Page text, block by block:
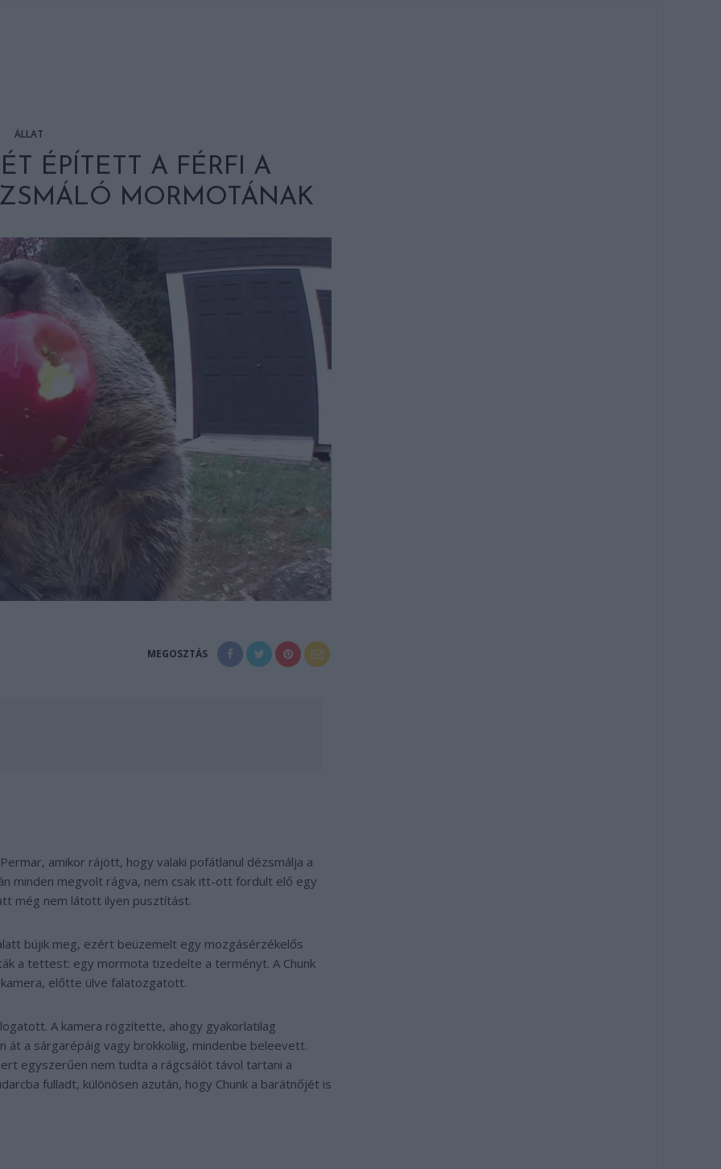
ÁLLAT
ÉPÍTETT A FÉRFI A
MORMOTÁNAK
MEGOSZTÁS
amikor rájött, hogy valaki pofátlanul dézsmálja a
minden megvolt rágva, nem csak itt-ott fordult elő egy
még nem látott ilyen pusztítást.
bújik meg, ezért beüzemelt egy mozgásérzékelős
a tettest: egy mormota tizedelte a terményt. A Chunk
előtte ülve falatozgatott.
A kamera rögzítette, ahogy gyakorlatilag
át a sárgarépáig vagy brokkoliig, mindenbe beleevett.
egyszerűen nem tudta a rágcsálót távol tartani a
fulladt, különösen azután, hogy Chunk a barátnőjét is